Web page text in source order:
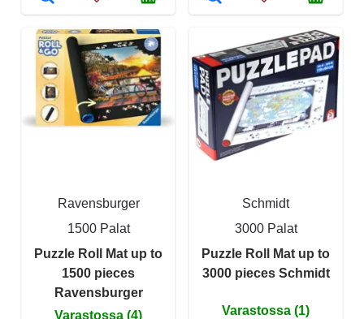
Ravensburger
1500 Palat
Puzzle Roll Mat up to
1500 pieces
Ravensburger
Varastossa (4)
Schmidt
3000 Palat
Puzzle Roll Mat up to
3000 pieces Schmidt
Varastossa (1)